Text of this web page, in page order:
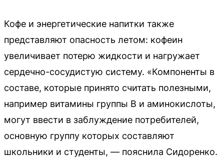
Кофе и энергетические напитки также
представляют опасность летом: кофеин
увеличивает потерю жидкости и нагружает
сердечно-сосудистую систему. «Компоненты в
составе, которые принято считать полезными,
например витамины группы B и аминокислоты,
могут ввести в заблуждение потребителей,
основную группу которых составляют
школьники и студенты, — пояснила Сидоренко.